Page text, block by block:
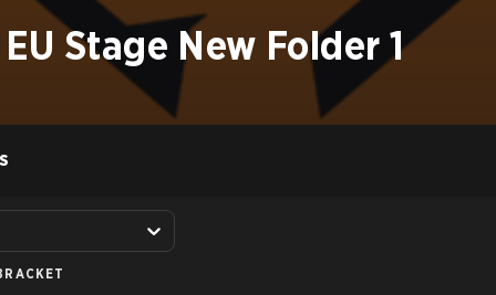
Stage New Folder 1